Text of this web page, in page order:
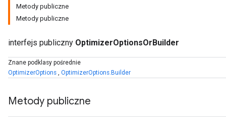
Metody publiczne
Metody publiczne
interfejs publiczny OptimizerOptionsOrBuilder
Znane podklasy pośrednie
OptimizerOptions , OptimizerOptions.Builder
Metody publiczne